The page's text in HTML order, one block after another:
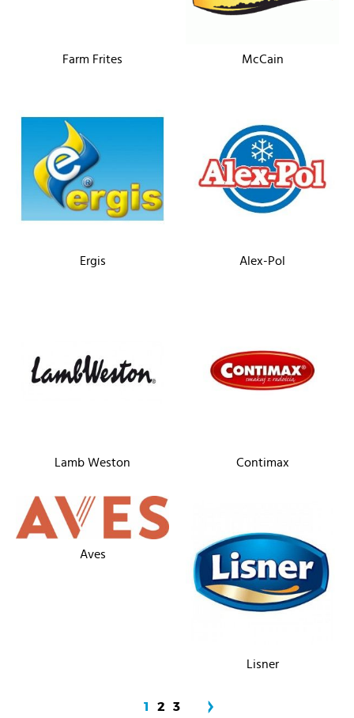
Farm Frites McCain
Ergis Alex-Pol
Lamb Weston Contimax
Aves
Lisner
1 2 3